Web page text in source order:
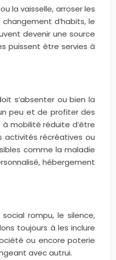
la vaisselle, arroser les
d’habits, le
devenir une source
puissent être servies à
s’absenter ou bien la
peu et de profiter des
à mobilité réduite d’être
activités récréatives ou
comme la maladie
hébergement
rompu, le silence,
toujours à les inclure
ou encore poterie
avec autrui.